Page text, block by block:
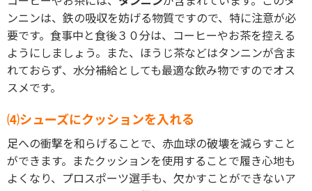
ンニンは、鉄の吸収を妨げる物質ですので、特に注意が必
要です。食事中と食後３０分は、コーヒーやお茶を控える
ようにしましょう。また、ほうじ茶などはタンニンが含ま
れておらず、水分補給としても最適な飲み物ですのでオス
スメです。
⑷シューズにクッションを入れる
足への衝撃を和らげることで、赤血球の破壊を減らすこと
ができます。またクッションを使用することで履き心地も
よくなり、プロスポーツ選手も、欠かすことができないア